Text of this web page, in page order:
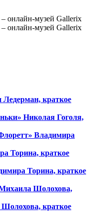
краткое
Николая Гоголя,
Владимира
Торина, краткое
Торина, краткое
Шолохова,
краткое